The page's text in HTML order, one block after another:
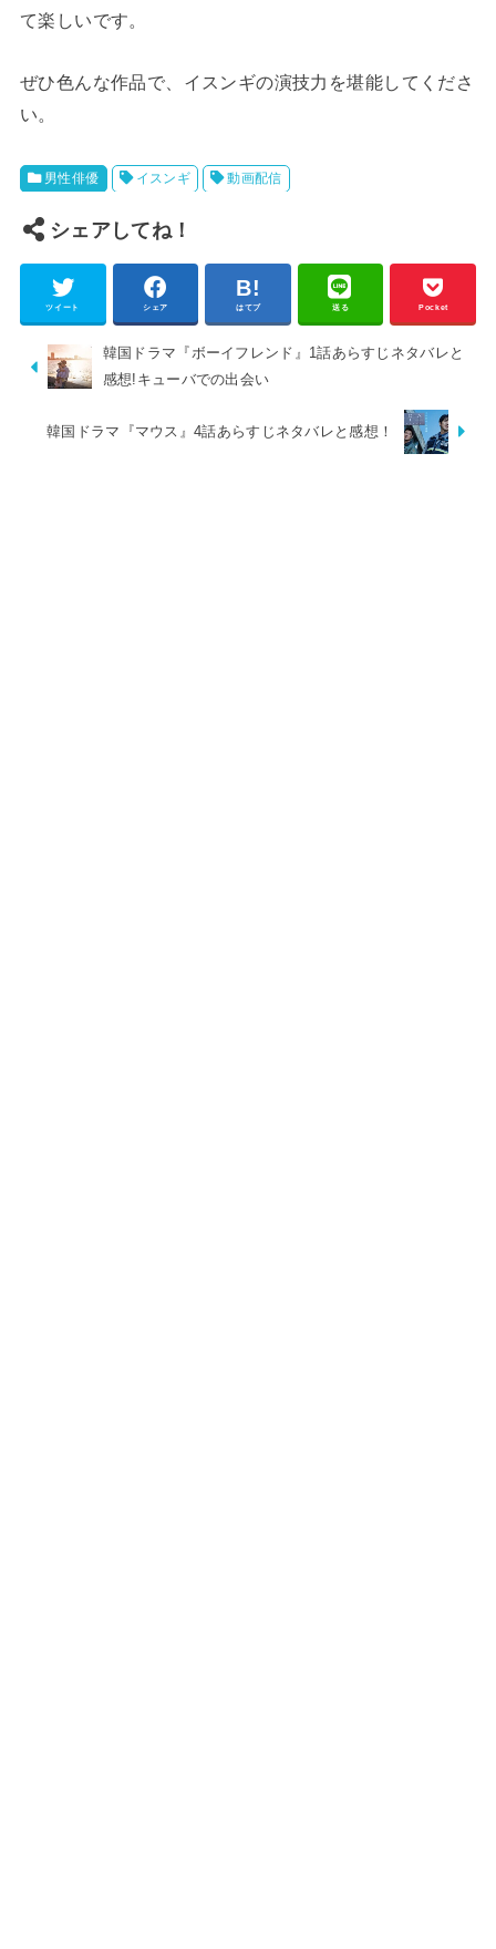
て楽しいです。
ぜひ色んな作品で、イスンギの演技力を堪能してくださ
い。
男性俳優 イスンギ 動画配信
シェアしてね！
ツイート シェア はてブ 送る Pocket
韓国ドラマ『ボーイフレンド』1話あらすじネタバレと
感想!キューバでの出会い
韓国ドラマ『マウス』4話あらすじネタバレと感想！